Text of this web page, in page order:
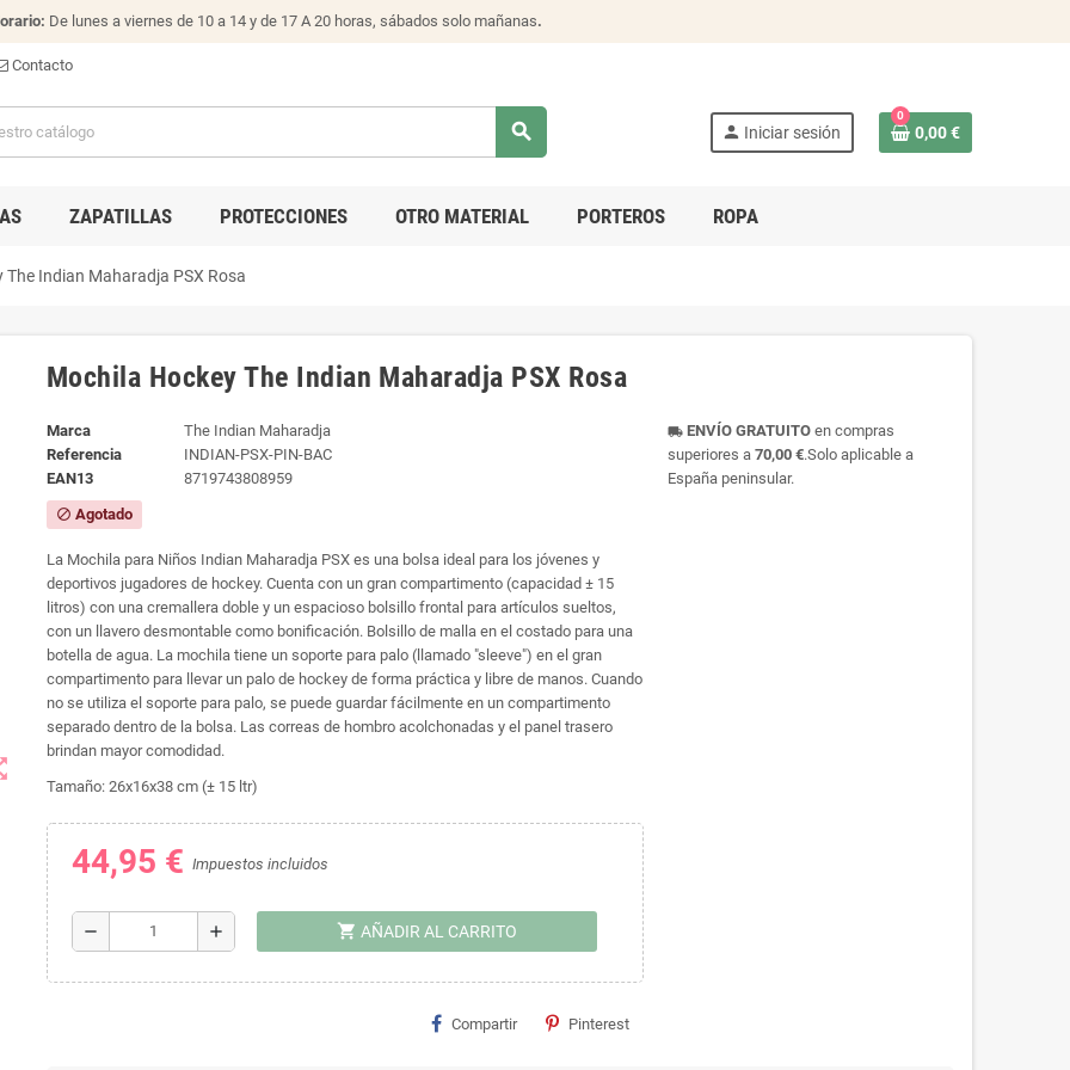
De lunes a viernes de 10 a 14 y de 17 A 20 horas, sábados solo mañanas.
Contacto
search person Iniciar sesión
0
0,00 €
ZAPATILLAS PROTECCIONES OTRO MATERIAL PORTEROS ROPA
The Indian Maharadja PSX Rosa
Mochila Hockey The Indian Maharadja PSX Rosa
Marca
The Indian Maharadja
Referencia
INDIAN-PSX-PIN-BAC
EAN13
8719743808959
block Agotado
La Mochila para Niños Indian Maharadja PSX es una bolsa ideal para los jóvenes y
deportivos jugadores de hockey. Cuenta con un gran compartimento (capacidad ± 15
litros) con una cremallera doble y un espacioso bolsillo frontal para artículos sueltos,
con un llavero desmontable como bonificación. Bolsillo de malla en el costado para una
botella de agua. La mochila tiene un soporte para palo (llamado "sleeve") en el gran
compartimento para llevar un palo de hockey de forma práctica y libre de manos. Cuando
no se utiliza el soporte para palo, se puede guardar fácilmente en un compartimento
separado dentro de la bolsa. Las correas de hombro acolchonadas y el panel trasero
brindan mayor comodidad.
Tamaño: 26x16x38 cm (± 15 ltr)
44,95 € Impuestos incluidos
remove add shopping_cart AÑADIR AL CARRITO
Compartir Pinterest
local_shipping ENVÍO GRATUITOen compras
superiores a 70,00 €.Solo aplicable a
España peninsular.